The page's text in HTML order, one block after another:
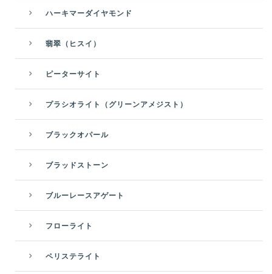
ハーキマーダイヤモンド
翡翠（ヒスイ）
ピーターサイト
プラシオライト（グリーンアメジスト）
ブラックオパール
ブラッドストーン
ブルーレースアゲート
フローライト
ペリステライト